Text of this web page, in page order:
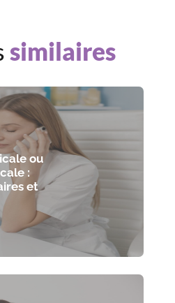
similaires
ou
:
et